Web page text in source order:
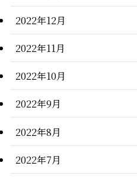
2022年12月
2022年11月
2022年10月
2022年9月
2022年8月
2022年7月